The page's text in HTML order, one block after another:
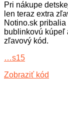
Pri nákupe
len teraz extra
Notino.sk pribalia
bublinkovú kúpeľ
zľavový kód.
…s15
Zobraziť kód